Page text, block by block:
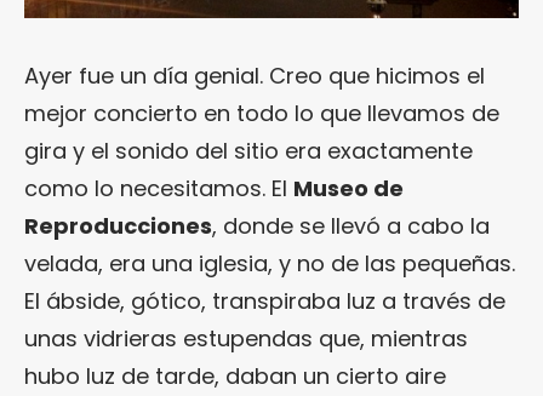
Ayer fue un día genial. Creo que hicimos el
mejor concierto en todo lo que llevamos de
gira y el sonido del sitio era exactamente
como lo necesitamos. El Museo de
Reproducciones, donde se llevó a cabo la
velada, era una iglesia, y no de las pequeñas.
El ábside, gótico, transpiraba luz a través de
unas vidrieras estupendas que, mientras
hubo luz de tarde, daban un cierto aire